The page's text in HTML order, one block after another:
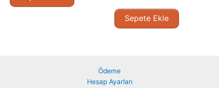
Sepete Ekle
Ödeme
Hesap Ayarları